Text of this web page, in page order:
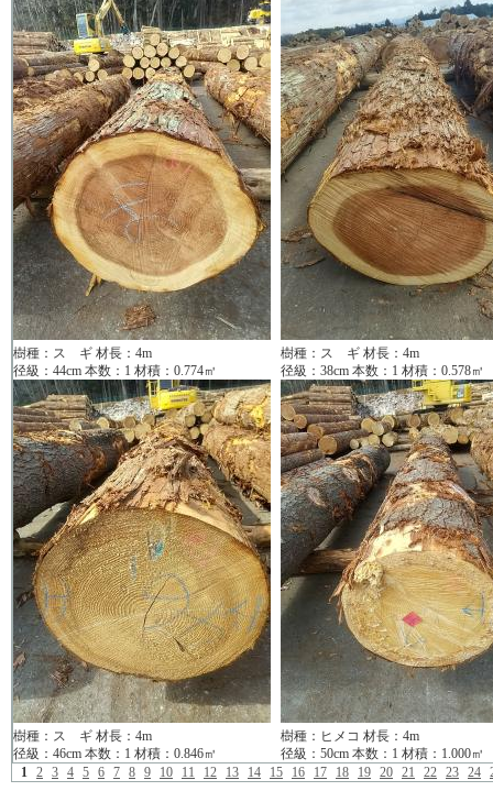
樹種：ス ギ 材長：4m
径級：44cm 本数：1 材積：0.774㎥
樹種：ス ギ 材長：4m
径級：38cm 本数：1 材積：0.578㎥
樹種：ス ギ 材長：4m
径級：46cm 本数：1 材積：0.846㎥
樹種：ヒメコ 材長：4m
径級：50cm 本数：1 材積：1.000㎥
1 2 3 4 5 6 7 8 9 10 11 12 13 14 15 16 17 18 19 20 21 22 23 24